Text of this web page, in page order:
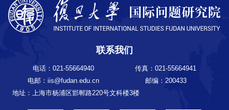
联系我们
电话：021-55664940
传真：021-55664941
电邮：iis@fudan.edu.cn
邮编：200433
地址：上海市杨浦区邯郸路220号文科楼3楼